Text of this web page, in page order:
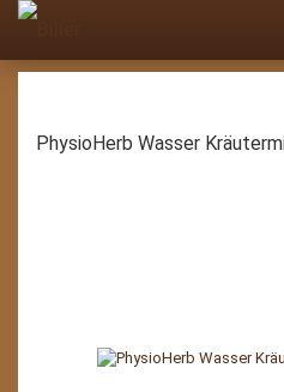
PhysioHerb Wasser